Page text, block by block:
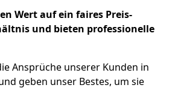
Wert auf ein faires Preis-
und bieten professionelle
Ansprüche unserer Kunden in
geben unser Bestes, um sie